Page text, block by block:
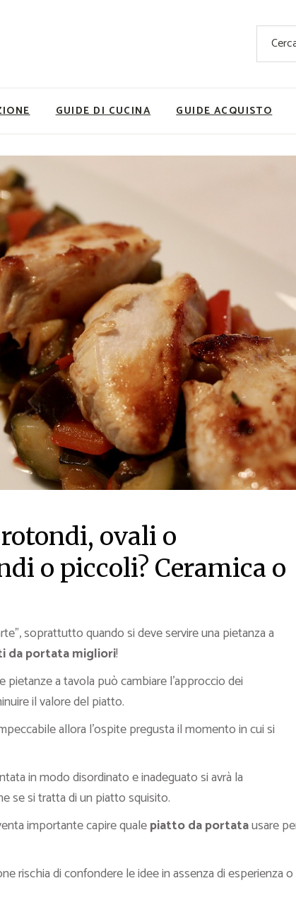
Cerca
tavola
GUIDE DI CUCINA GUIDE ACQUISTO
Ricette Facili e
Ricette Primi
Ricette Dolci
Ricette Carne
Ricette Secondi
ovali o
o piccoli? Ceramica o
soprattutto quando si deve servire una pietanza a
da portata migliori!
a tavola può cambiare l’approccio dei
il valore del piatto.
allora l’ospite pregusta il momento in cui si
in modo disordinato e inadeguato si avrà la
se si tratta di un piatto squisito.
importante capire qualepiatto da portatausare
rischia di confondere le idee in assenza di esperienza o